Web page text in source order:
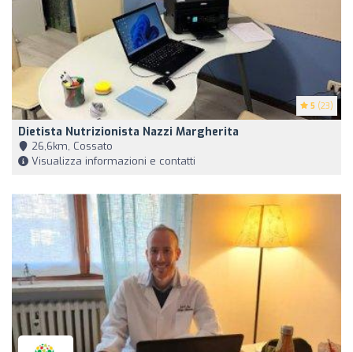
5 (23)
Dietista Nutrizionista Nazzi Margherita
26,6km, Cossato
Visualizza informazioni e contatti